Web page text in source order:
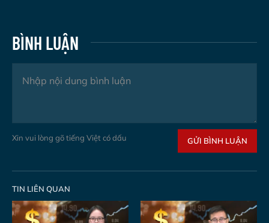
BÌNH LUẬN
Xin vui lòng gõ tiếng Việt có dấu GỬI BÌNH LUẬN
TIN LIÊN QUAN